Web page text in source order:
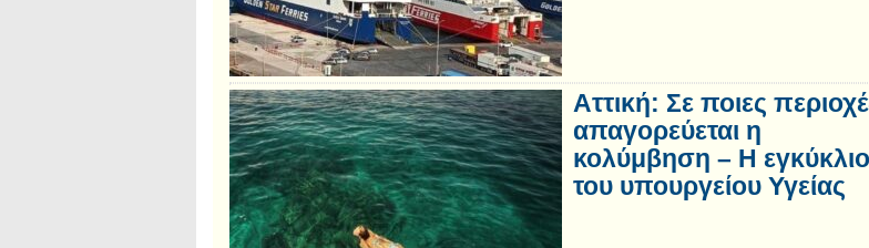
Αττική: Σε ποιες
απαγορεύεται η
κολύμβηση – Η
του υπουργείου Υγείας